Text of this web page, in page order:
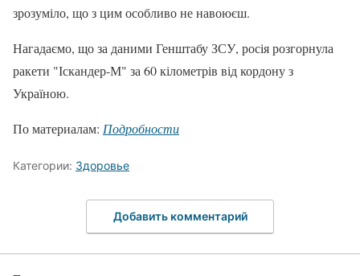
зрозуміло, що з цим особливо не навоюєш.
Нагадаємо, що за даними Генштабу ЗСУ, росія розгорнула
ракети "Іскандер-М" за 60 кілометрів від кордону з
Україною.
По материалам: Подробности
Категории: Здоровье
Добавить комментарий